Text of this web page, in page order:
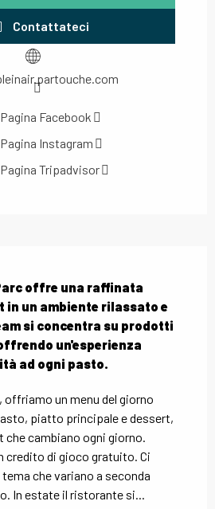
Contattateci
Pagina Facebook
Pagina Instagram
Pagina Tripadvisor
offre una raffinata
in un ambiente rilassato e
si concentra su prodotti
un'esperienza
ad ogni pasto.
offriamo un menu del giorno
piatto principale e dessert,
cambiano ogni giorno.
credito di gioco gratuito. Ci
che variano a seconda
In estate il ristorante si...